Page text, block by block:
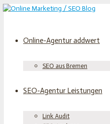
Online-Agentur addwert
SEO aus Bremen
SEO-Agentur Leistungen
Link Audit